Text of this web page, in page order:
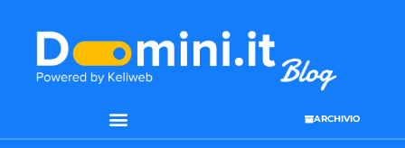
ARCHIVIO